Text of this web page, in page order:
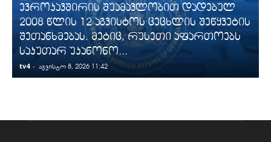
ევროკავშირის შუამავლობით დადებულ
2008 წლის 12 აგვისტოს ცეცხლის შეწყვეტის
შეთანხმებას. მეტიც, რუსეთი აფართოებს
საკუთარ უკანონო...
tv4 - აგვისტო 8, 2026 11:42